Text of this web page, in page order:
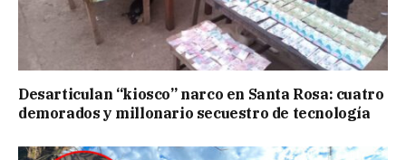
Desarticulan “kiosco” narco en Santa Rosa: cuatro
demorados y millonario secuestro de tecnología